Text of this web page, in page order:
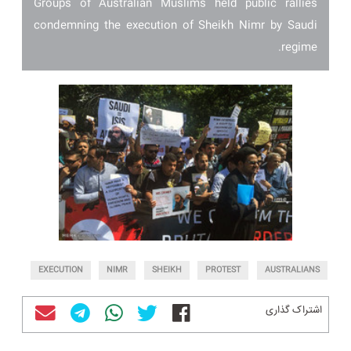
Groups of Australian Muslims held public rallies
condemning the execution of Sheikh Nimr by Saudi
regime.
AUSTRALIANS
PROTEST
SHEIKH
NIMR
EXECUTION
اشتراک گذاری